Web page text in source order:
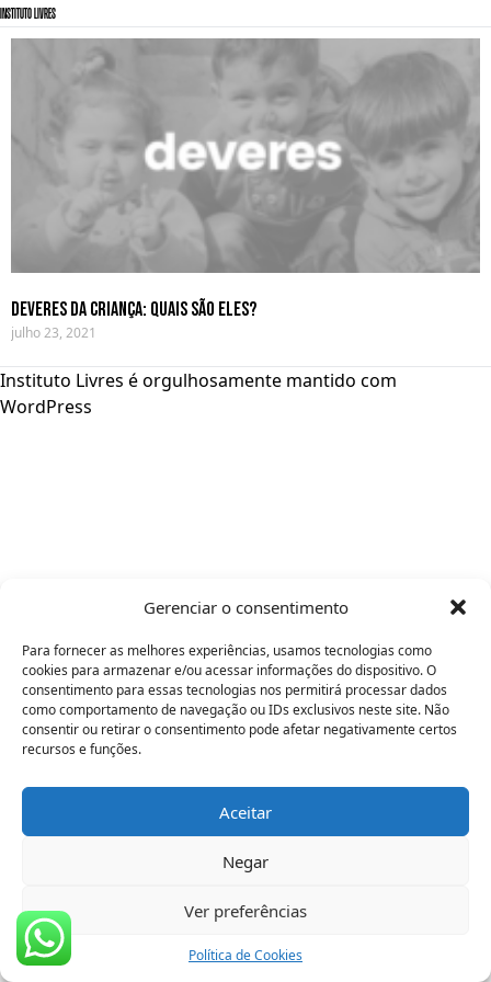
Gerenciar o consentimento
Para fornecer as melhores experiências, usamos tecnologias como
cookies para armazenar e/ou acessar informações do dispositivo. O
consentimento para essas tecnologias nos permitirá processar dados
como comportamento de navegação ou IDs exclusivos neste site. Não
consentir ou retirar o consentimento pode afetar negativamente certos
recursos e funções.
Aceitar
Negar
Ver preferências
Política de Cookies
Instituto Livres
Deveres da criança: quais são eles?
julho 23, 2021
Instituto Livres é orgulhosamente mantido com
WordPress